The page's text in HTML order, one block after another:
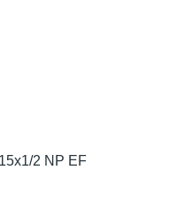
2 NP EF